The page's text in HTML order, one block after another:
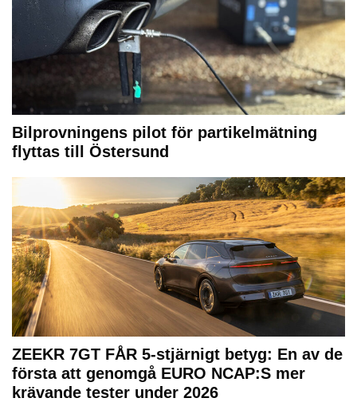
Bilprovningens pilot för partikelmätning
flyttas till Östersund
ZEEKR 7GT FÅR 5-stjärnigt betyg: En av de
första att genomgå EURO NCAP:S mer
krävande tester under 2026